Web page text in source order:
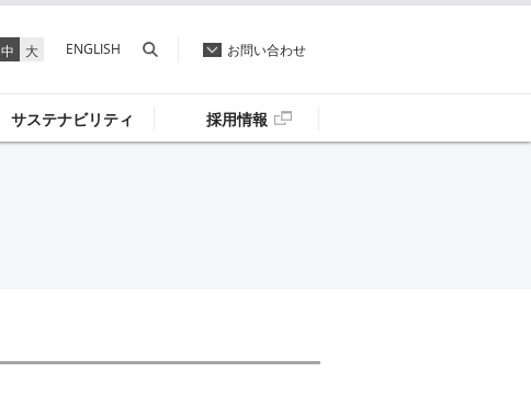
中 大 ENGLISH お問い合わせ
サステナビリティ 採用情報